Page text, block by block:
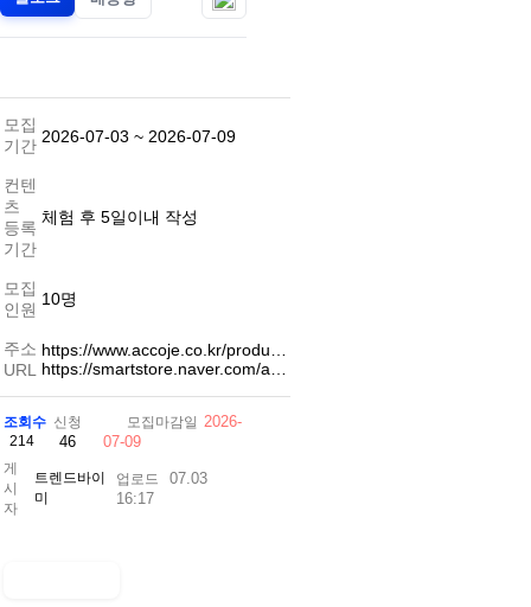
모집
기간 2026-07-03 ~ 2026-07-09
컨텐
츠
등록
기간
체험 후 5일이내 작성
모집
인원
10명
주소
URL
https://www.accoje.co.kr/produ…
https://smartstore.naver.com/a…
조회수
214
신청
46
모집마감일 2026-
07-09
게
시
자
트렌드바이
미
업로드
07.03
16:17